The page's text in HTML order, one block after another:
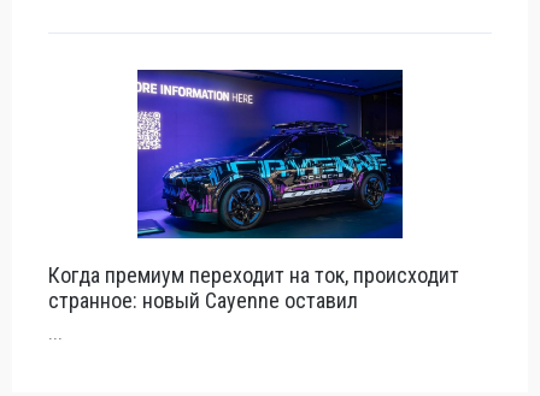
Когда премиум переходит на ток, происходит
странное: новый Cayenne оставил
...